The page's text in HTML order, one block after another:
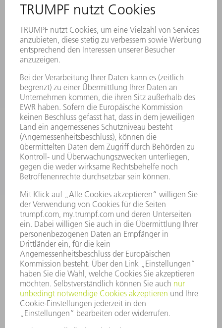
VERANSTALTUNGEN UND TERMINE
NEWSLETTER-ANMELDUNG
MYTRUMPF
SICHERHEITSDATENBLÄTTER
PRODUKTE
MASCHINEN & SYSTEME
LEISTUNGSELEKTRONIK
ELEKTROWERKZEUGE
SMART FACTORY
SOFTWARE
SERVICES
ANWENDUNGEN
BRANCHEN
UNTERNEHMEN
KARRIERE
STELLENANGEBOTE
UNTERNEHMENSPROFIL
GESCHÄFTSBERICHT
UNTERNEHMENSGRUNDSÄTZE
COMPLIANCE
HINWEISGEBERSYSTEM
SECURITY
PRESSEMITTEILUNGEN
MAGAZINE
LIEFERANTEN
NACHHALTIGKEIT
UMWELT & KLIMA
SOZIALES & GESELLSCHAFT
UNTERNEHMENSFÜHRUNG